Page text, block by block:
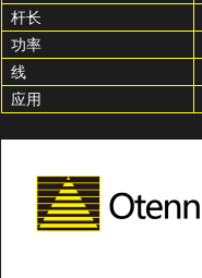
杆长
功率
线
应用